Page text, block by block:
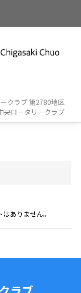
クラブ 第2780地区
央ロータリークラブ
ありません。